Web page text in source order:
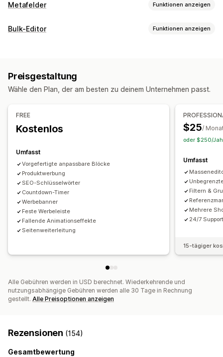
Metafelder Funktionen anzeigen
Metafeldarten
Nummern Bewertungen
Massenimport und -export
Datensynchronisierung
Metafeld-Editor
Bulk-Editor Funktionen anzeigen
Aktionen
Suchen und Filtern
Preisgestaltung
Wähle den Plan, der am besten zu deinem Unternehmen passt.
FREE
Kostenlos
Umfasst
Vorgefertigte anpassbare Blöcke
Produktwerbung
SEO-Schlüsselwörter
Countdown-Timer
Werbebanner
Feste Werbeleiste
Fallende Animationseffekte
Seitenweiterleitung
$25/
oder $250/
Umfasst
Filtern &
Mehrere
24/7
15-tägiger
Alle Gebühren werden in USD berechnet. Wiederkehrende und
nutzungsabhängige Gebühren werden alle 30 Tage in Rechnung
gestellt. Alle Preisoptionen anzeigen
Rezensionen (154)
Gesamtbewertung